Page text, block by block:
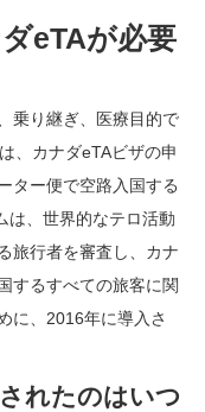
eTAが必要
乗り継ぎ、医療目的で
、カナダeTAビザの申
ター便で空路入国する
は、世界的なテロ活動
旅行者を審査し、カナ
するすべての旅客に関
に、2016年に導入さ
れたのはいつ